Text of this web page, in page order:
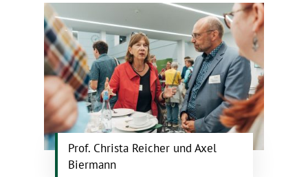
Prof. Christa Reicher und Axel
Biermann